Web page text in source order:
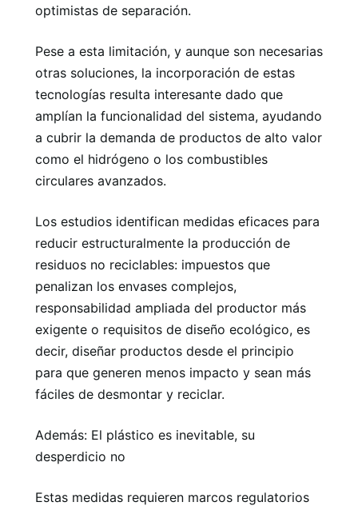
optimistas de separación.
Pese a esta limitación, y aunque son necesarias
otras soluciones, la incorporación de estas
tecnologías resulta interesante dado que
amplían la funcionalidad del sistema, ayudando
a cubrir la demanda de productos de alto valor
como el hidrógeno o los combustibles
circulares avanzados.
Los estudios identifican medidas eficaces para
reducir estructuralmente la producción de
residuos no reciclables: impuestos que
penalizan los envases complejos,
responsabilidad ampliada del productor más
exigente o requisitos de diseño ecológico, es
decir, diseñar productos desde el principio
para que generen menos impacto y sean más
fáciles de desmontar y reciclar.
Además: El plástico es inevitable, su
desperdicio no
Estas medidas requieren marcos regulatorios